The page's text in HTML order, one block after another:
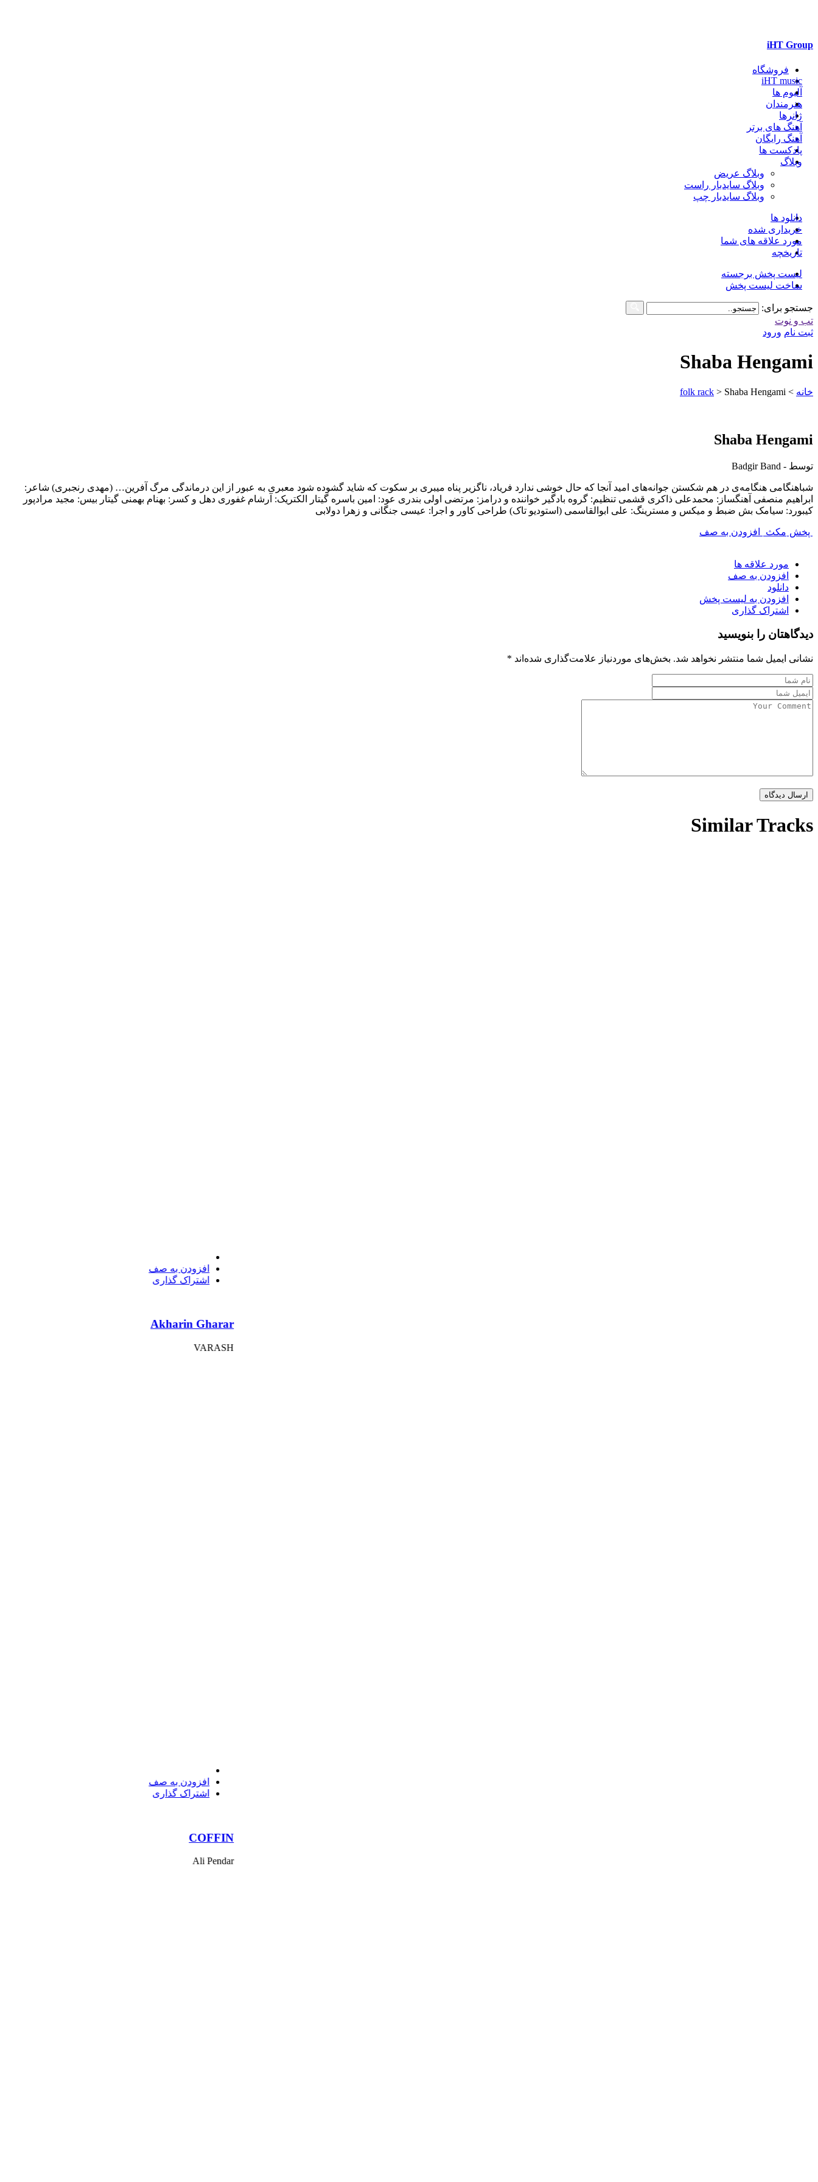
iHT Group
فروشگاه
iHT music
آلبوم ها
هنرمندان
ژانرها
آهنگ های برتر
آهنگ رایگان
پادکست ها
وبلاگ
وبلاگ عریض
وبلاگ سایدبار راست
وبلاگ سایدبار چپ
دانلود ها
خریداری شده
مورد علاقه های شما
تاریخچه
لیست پخش برجسته
ساخت لیست پخش
جستجو برای:
تب و نوت
ثبت نام ورود
Shaba Hengami
خانه >
folk rack > Shaba Hengami
Shaba Hengami
توسط - Badgir Band
شباهنگامی هنگامه‌ی در هم شکستن جوانه‌های امید آنجا که حال خوشی ندارد فریاد، ناگزیر پناه میبری بر سکوت که شاید گشوده شود معبری به عبور از این درماندگی مرگ آفرین… (مهدی رنجبری) شاعر:
ابراهیم منصفی آهنگساز: محمدعلی ذاکری قشمی تنظیم: گروه بادگیر خواننده و درامز: مرتضی اولی بندری عود: امین باسره گیتار الکتریک: آرشام غفوری دهل و کسر: بهنام بهمنی گیتار بیس: مجید مرادپور
کیبورد: سیامک بش ضبط و میکس و مسترینگ: علی ابوالقاسمی (استودیو تاک) طراحی کاور و اجرا: عیسی جنگانی و زهرا دولابی
پخش مکث افزودن به صف
مورد علاقه ها
افزودن به صف
دانلود
افزودن به لیست پخش
اشتراک گذاری
دیدگاهتان را بنویسید
نشانی ایمیل شما منتشر نخواهد شد. بخش‌های موردنیاز علامت‌گذاری شده‌اند *
Similar Tracks
افزودن به صف
اشتراک گذاری
Akharin Gharar
VARASH
افزودن به صف
اشتراک گذاری
COFFIN
Ali Pendar